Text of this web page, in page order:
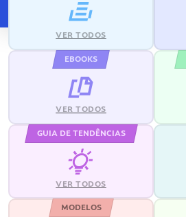
VER TODOS
EBOOKS
VER TODOS
GUIA DE TENDÊNCIAS
VER TODOS
MODELOS